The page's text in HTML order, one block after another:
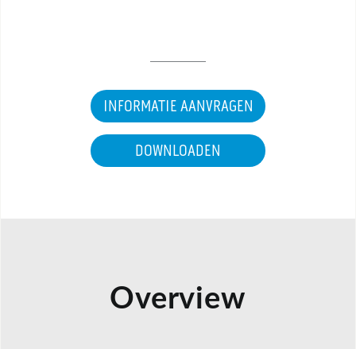
INFORMATIE AANVRAGEN
DOWNLOADEN
Overview